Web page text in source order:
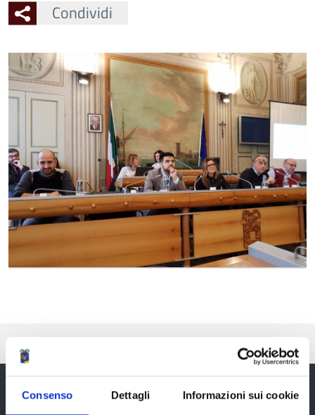
Consenso Dettagli Informazioni sui cookie
Condividi
Ingrandisci
l'immagine